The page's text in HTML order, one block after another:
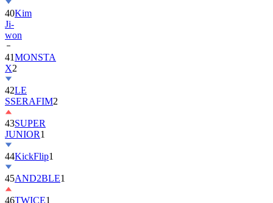
40Kim
Ji-
won
41MONSTA
X2
42LE
SSERAFIM2
43SUPER
JUNIOR1
44KickFlip1
45AND2BLE1
46TWICE1